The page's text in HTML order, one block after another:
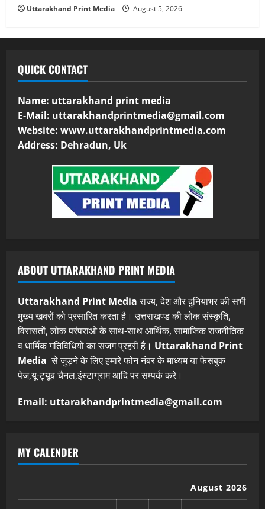
Uttarakhand Print Media August 5, 2026
QUICK CONTACT
Name: uttarakhand print media
E-Mail: uttarakhandprintmedia@gmail.com
Website: www.uttarakhandprintmedia.com
Address: Dehradun, Uk
ABOUT UTTARAKHAND PRINT MEDIA
Uttarakhand Print Mediaराज्य, देश और दुनियाभर की सभी
मुख्य खबरों को प्रसारित करता है। उत्तराखण्ड की लोक संस्कृति,
विरासतों, लोक परंपराओ के साथ-साथ आर्थिक, सामाजिक राजनीतिक
व धार्मिक गतिविधियों का सजग प्रहरी है। Uttarakhand Print
Media से जुड़ने के लिए हमारे फोन नंबर के माध्यम या फेसबुक
पेज,यू-ट्यूब चैनल,इंस्टाग्राम आदि पर सम्पर्क करे।
Email: uttarakhandprintmedia@gmail.com
MY CALENDER
August 2026